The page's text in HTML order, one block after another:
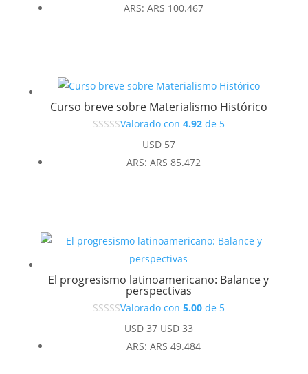
ARS: ARS 100.467
Curso breve sobre Materialismo Histórico
Valorado con 4.92de 5
USD57
ARS: ARS 85.472
El progresismo latinoamericano: Balance y
perspectivas
Valorado con 5.00de 5
USD37 El
precio
USD33El
precio
ARS: ARS 49.484